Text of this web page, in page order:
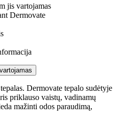
jis vartojamas
Dermovate
Dermovate tepalo sudėtyje
priklauso vaistų, vadinamų
mažinti odos paraudimą,